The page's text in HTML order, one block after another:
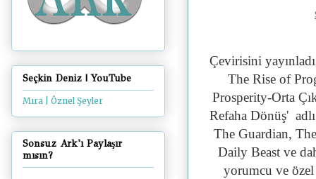
Çevirisini
The Rise of
Prosperity-Orta
Refaha Dönüş'
The Guardian,
Daily Beast ve
yorumcu ve özel
Seçkin Deniz | YouTube
Mıra | Öznel Şeyler
Sonsuz Ark'ı Paylaşır
mısın?